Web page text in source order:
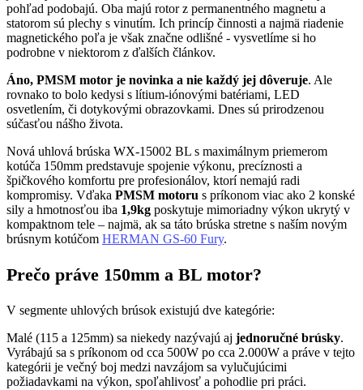
pohľad podobajú. Oba majú rotor z permanentného magnetu a
statorom sú plechy s vinutím. Ich princíp činnosti a najmä riadenie
magnetického poľa je však značne odlišné - vysvetlíme si ho
podrobne v niektorom z ďalších článkov.
Áno, PMSM motor je novinka a nie každý jej dôveruje. Ale
rovnako to bolo kedysi s lítium-iónovými batériami, LED
osvetlením, či dotykovými obrazovkami. Dnes sú prirodzenou
súčasťou nášho života.
Nová uhlová brúska WX-15002 BL s maximálnym priemerom
kotúča 150mm predstavuje spojenie výkonu, precíznosti a
špičkového komfortu pre profesionálov, ktorí nemajú radi
kompromisy. Vďaka PMSM motoru s príkonom viac ako 2 konské
sily a hmotnosťou iba 1,9kg poskytuje mimoriadny výkon ukrytý v
kompaktnom tele – najmä, ak sa táto brúska stretne s naším novým
brúsnym kotúčom HERMAN GS-60 Fury.
Prečo práve 150mm a BL motor?
V segmente uhlových brúsok existujú dve kategórie:
Malé (115 a 125mm) sa niekedy nazývajú aj jednoručné brúsky.
Vyrábajú sa s príkonom od cca 500W po cca 2.000W a práve v tejto
kategórii je večný boj medzi navzájom sa vylučujúcimi
požiadavkami na výkon, spoľahlivosť a pohodlie pri práci.